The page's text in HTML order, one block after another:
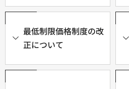
最低制限価格制度の改
正について